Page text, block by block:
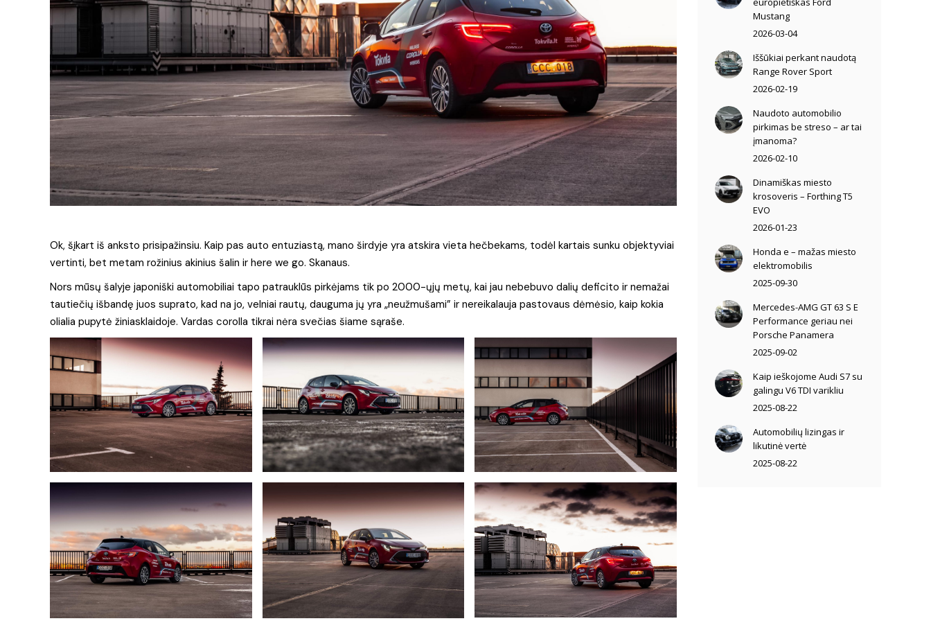
Ok, šįkart iš anksto prisipažinsiu. Kaip pas auto entuziastą, mano širdyje yra atskira vieta hečbekams, todėl kartais sunku objektyviai
vertinti, bet metam rožinius akinius šalin ir here we go. Skanaus.
Nors mūsų šalyje japoniški automobiliai tapo patrauklūs pirkėjams tik po 2000-ųjų metų, kai jau nebebuvo dalių deficito ir nemažai
tautiečių išbandę juos suprato, kad na jo, velniai rautų, dauguma jų yra „neužmušami” ir nereikalauja pastovaus dėmėsio, kaip kokia
olialia pupytė žiniasklaidoje. Vardas corolla tikrai nėra svečias šiame sąraše.
Mustang
2026-03-04
Iššūkiai perkant naudotą
Range Rover Sport
2026-02-19
Naudoto automobilio
pirkimas be streso – ar tai
įmanoma?
2026-02-10
Dinamiškas miesto
krosoveris – Forthing T5
EVO
2026-01-23
Honda e – mažas miesto
elektromobilis
2025-09-30
Mercedes-AMG GT 63 S E
Performance geriau nei
Porsche Panamera
2025-09-02
Kaip ieškojome Audi S7 su
galingu V6 TDI varikliu
2025-08-22
Automobilių lizingas ir
likutinė vertė
2025-08-22